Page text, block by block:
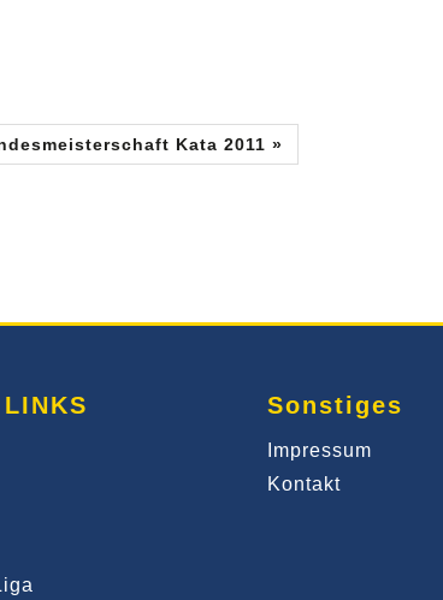
Kata 2011 »
Sonstiges
Impressum
Kontakt